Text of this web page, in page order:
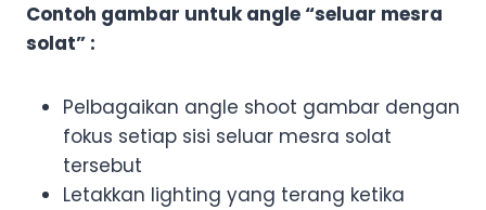
Contoh gambar untuk angle “seluar mesra
solat” :
Pelbagaikan angle shoot gambar dengan
fokus setiap sisi seluar mesra solat
tersebut
Letakkan lighting yang terang ketika